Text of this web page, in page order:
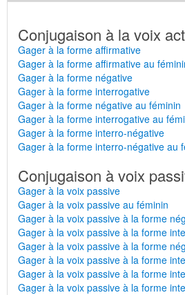
Conjugaison à la voix
Gager à la forme affirmative
Gager à la forme affirmative au
Gager à la forme négative
Gager à la forme interrogative
Gager à la forme négative au féminin
Gager à la forme interrogative au
Gager à la forme interro-négative
Gager à la forme interro-négative au
Conjugaison à voix
Gager à la voix passive
Gager à la voix passive au féminin
Gager à la voix passive à la forme
Gager à la voix passive à la forme
Gager à la voix passive à la forme
Gager à la voix passive à la forme
Gager à la voix passive à la forme
Gager à la voix passive à la forme